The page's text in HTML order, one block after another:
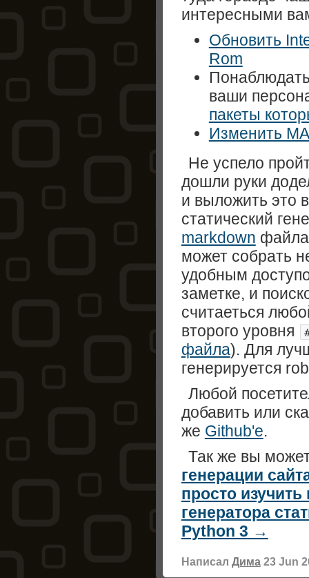
интересными
Обновить
Rom
ваши
пакеты
Изменить
Не успело
дошли руки
и выложить это
статический
markdown
может собрать
удобным
заметке, и
считаеться
второго уровня
файла). Для
генерируется
Любой
добавить или
же Github'е.
Так же вы
генерации
просто
генератора
Python 3
Написал Дима23 Jun